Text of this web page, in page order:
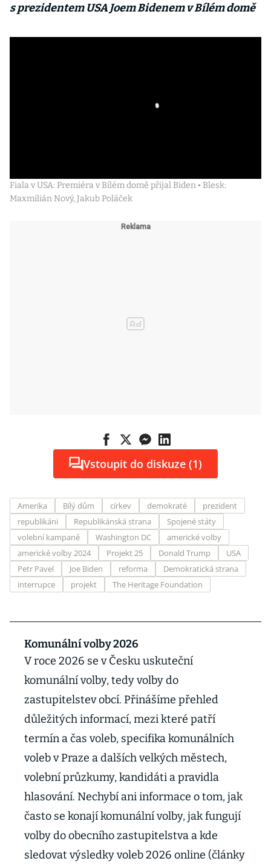
s prezidentem USA Joem Bidenem v Bílém domě
Fiala v USA: Premiéra v Bílém domě přijal Biden • Blesk:
Maxmilián Nový, Jakub Poláček
Vstoupit do diskuze (1)
Amerika Bílý dům církev demokraté
prezident
republikáni
Republikánská strana
Spojené státy
volební kampaně
Washington DC
americké volby
americké volby 2024
Projekt 25 Donald Trump
USA
Petr Pavel
Joe Biden reforma
Demokratická strana
interrupce
projekt The Heritage Foundation
Komunální volby 2026
V roce 2026 se v Česku uskuteční
komunální volby, tedy volby do
zastupitelstev obcí. Přinášíme přehled
důležitých informací, mezi které patří
termín a čas voleb, specifika komunálních
voleb v Praze a dalších velkých městech,
volební průzkumy, kandidáti a pravidla
hlasování. Nechybí ani informace o tom, jak
často se konají komunální volby, jak fungují
volby do obecního zastupitelstva a kde
sledovat výsledky voleb 2026 online (články